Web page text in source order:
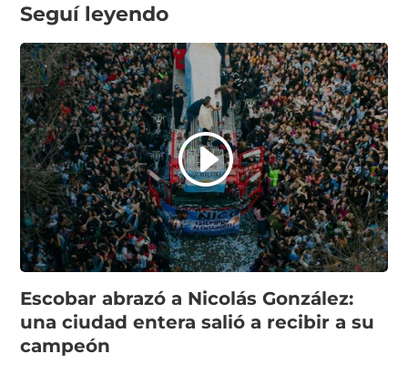
Seguí leyendo
Escobar abrazó a Nicolás González:
una ciudad entera salió a recibir a su
campeón